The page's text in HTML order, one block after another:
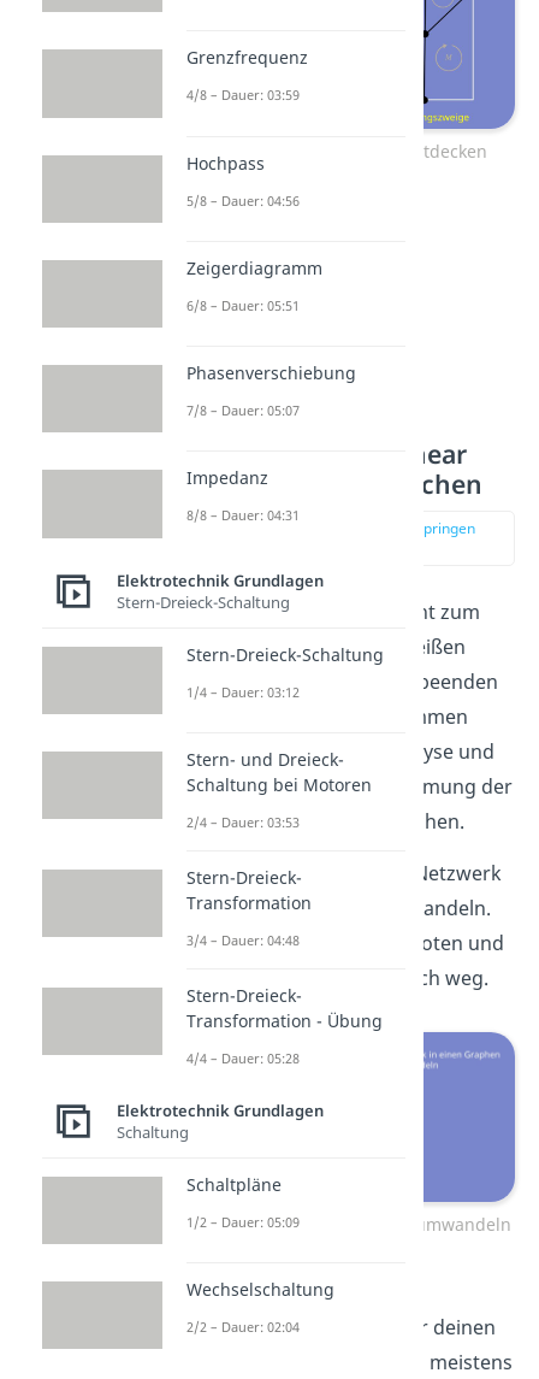
Den Baum im Netzwerk entdecken
Bestimmung der linear
unabhängigen Maschen
zur Stelle im Video springen
Diese Zweige gehören nicht zum
vollständigen Baum. Sie heißen
Verbindungszweige
. Jetzt beenden
wir die Spritztour und kommen
zurück zur Schaltungsanalyse und
dem Verfahren zur Bestimmung der
linear unabhängigen Maschen.
Zuerst musst du dein Netzwerk
in einen Graphen umwandeln.
Dazu suchst du alle Knoten und
lässt die Bauteile einfach weg.
1. Netzwerk in Graphen umwandeln
Jetzt bildest du einen
vollständigen Baum für deinen
Graphen. Dafür gibt es meistens
Grenzfrequenz
4/8 – Dauer: 03:59
Hochpass
5/8 – Dauer: 04:56
Zeigerdiagramm
6/8 – Dauer: 05:51
Phasenverschiebung
7/8 – Dauer: 05:07
Impedanz
8/8 – Dauer: 04:31
Elektrotechnik Grundlagen
Stern-Dreieck-Schaltung
Stern-Dreieck-Schaltung
1/4 – Dauer: 03:12
Stern- und Dreieck-
Schaltung bei Motoren
2/4 – Dauer: 03:53
Stern-Dreieck-
Transformation
3/4 – Dauer: 04:48
Stern-Dreieck-
Transformation - Übung
4/4 – Dauer: 05:28
Elektrotechnik Grundlagen
Schaltung
Schaltpläne
1/2 – Dauer: 05:09
Wechselschaltung
2/2 – Dauer: 02:04